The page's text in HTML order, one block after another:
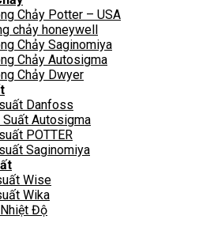
Chảy Potter – USA
chảy honeywell
Chảy Saginomiya
Chảy Autosigma
Chảy Dwyer
Danfoss
Suất Autosigma
POTTER
Saginomiya
Wise
Wika
Độ